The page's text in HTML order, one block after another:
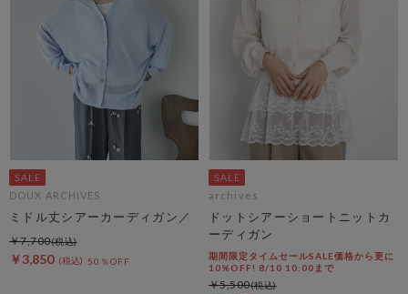
DOUX ARCHIVES
ミドル丈シアーカーディガン／
￥3,850 50％OFF
￥7,700
archives
ドットシアーショートニットカ
ーディガン
期間限定タイムセールSALE価格から更に
10%OFF! 8/10 10:00まで
￥5,500